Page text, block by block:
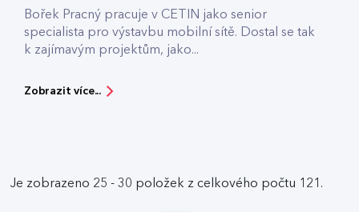
Bořek Pracný pracuje v CETIN jako senior
specialista pro výstavbu mobilní sítě. Dostal se tak
k zajímavým projektům, jako...
Zobrazit více...
Je zobrazeno 25 - 30 položek z celkového počtu 121.